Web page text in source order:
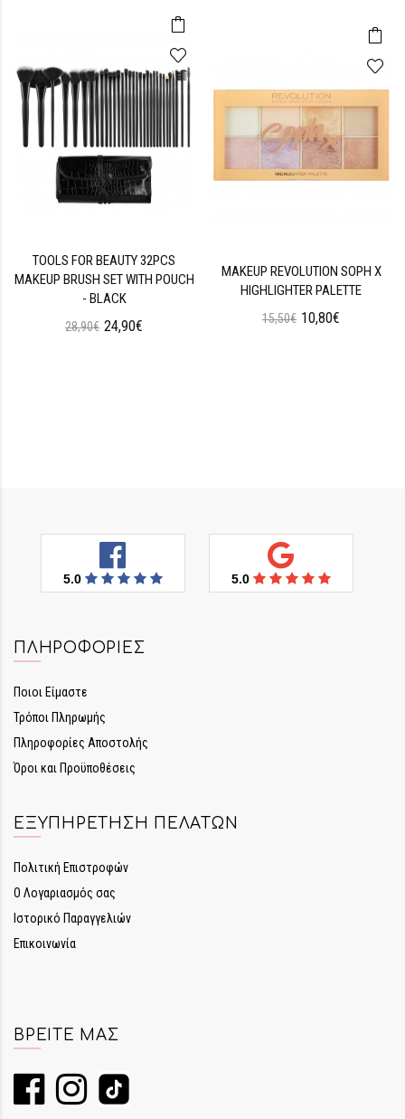
TOOLS FOR BEAUTY 32PCS
MAKEUP BRUSH SET WITH POUCH
- BLACK
28,90€ 24,90€
MAKEUP REVOLUTION SOPH X
HIGHLIGHTER PALETTE
15,50€ 10,80€
5.0 5.0
ΠΛΗΡΟΦΟΡΊΕΣ
Ποιοι Είμαστε
Τρόποι Πληρωμής
Πληροφορίες Αποστολής
Όροι και Προϋποθέσεις
ΕΞΥΠΗΡΈΤΗΣΗ ΠΕΛΑΤΏΝ
Πολιτική Επιστροφών
Ο Λογαριασμός σας
Ιστορικό Παραγγελιών
Επικοινωνία
ΒΡΕΊΤΕ ΜΑΣ